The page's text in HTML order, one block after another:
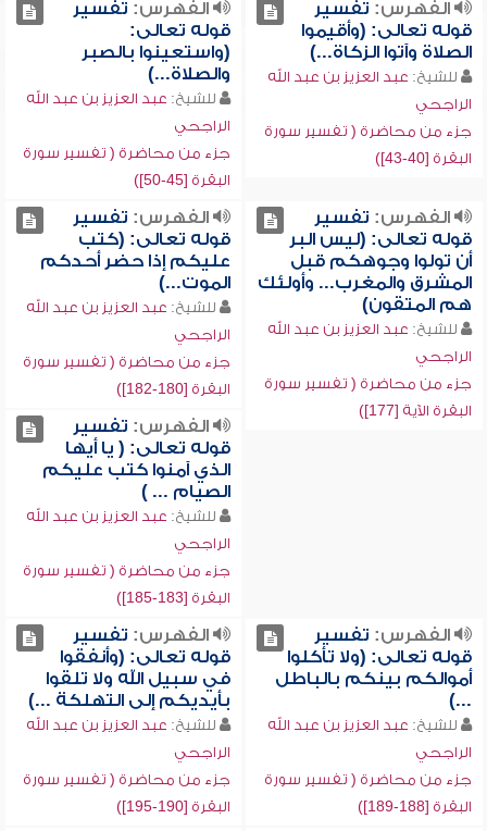
الفهرس: تفسير
قوله تعالى: (وأقيموا
الصلاة وآتوا الزكاة...)
للشيخ: عبد العزيز بن عبد الله
الراجحي
جزء من محاضرة ( تفسير سورة
البقرة [40-43])
الفهرس: تفسير
قوله تعالى:
(واستعينوا بالصبر
والصلاة...)
للشيخ: عبد العزيز بن عبد الله
الراجحي
جزء من محاضرة ( تفسير سورة
البقرة [45-50])
الفهرس: تفسير
قوله تعالى: (ليس البر
أن تولوا وجوهكم قبل
المشرق والمغرب... وأولئك
هم المتقون)
للشيخ: عبد العزيز بن عبد الله
الراجحي
جزء من محاضرة ( تفسير سورة
البقرة الآية [177])
الفهرس: تفسير
قوله تعالى: (كتب
عليكم إذا حضر أحدكم
الموت...)
للشيخ: عبد العزيز بن عبد الله
الراجحي
جزء من محاضرة ( تفسير سورة
البقرة [180-182])
الفهرس: تفسير
قوله تعالى: ( يا أيها
الذي آمنوا كتب عليكم
الصيام ... )
للشيخ: عبد العزيز بن عبد الله
الراجحي
جزء من محاضرة ( تفسير سورة
البقرة [183-185])
الفهرس: تفسير
قوله تعالى: (ولا تأكلوا
أموالكم بينكم بالباطل
...)
للشيخ: عبد العزيز بن عبد الله
الراجحي
جزء من محاضرة ( تفسير سورة
البقرة [188-189])
الفهرس: تفسير
قوله تعالى: (وأنفقوا
في سبيل الله ولا تلقوا
بأيديكم إلى التهلكة ...)
للشيخ: عبد العزيز بن عبد الله
الراجحي
جزء من محاضرة ( تفسير سورة
البقرة [190-195])